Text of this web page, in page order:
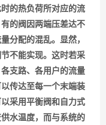
的热负荷所对应的流
的阀因两端压差达不
分配的混乱。显然，
不能实现。这时若采
支路、各用户的流量
传达至每一个末端装
采用平衡阀和自力式
水温度，而与系统的